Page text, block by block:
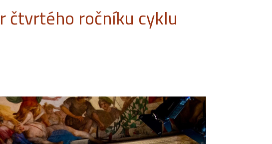
čtvrtého ročníku cyklu